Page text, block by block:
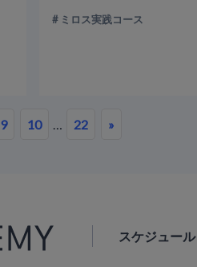
ミロス実践コース
9 10 … 22 »
スケジュール